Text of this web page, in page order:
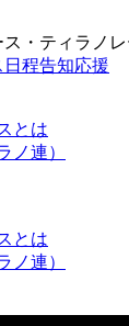
・ティラノ
程告知応援
とは
ノ連）
とは
ノ連）